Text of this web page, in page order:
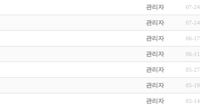
관리자 07-24
관리자 07-14
관리자 06-17
관리자 06-11
관리자 05-27
관리자 05-19
관리자 05-14